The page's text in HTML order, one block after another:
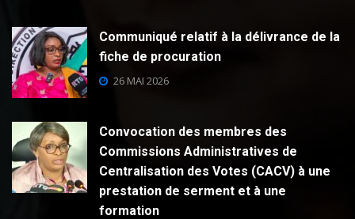
Communiqué relatif à la délivrance de la
fiche de procuration
26 MAI 2026
Convocation des membres des
Commissions Administratives de
Centralisation des Votes (CACV) à une
prestation de serment et à une
formation